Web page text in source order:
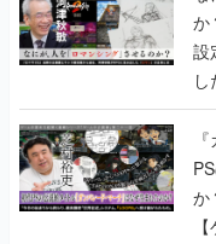
か
設
書
か